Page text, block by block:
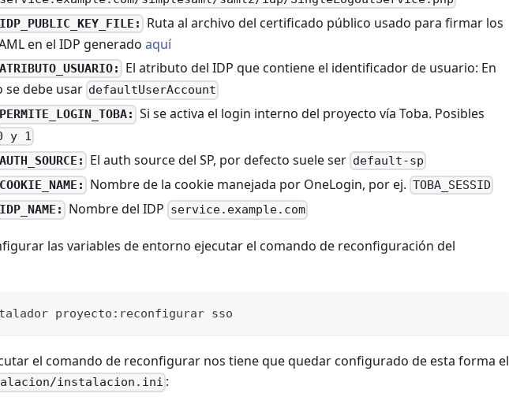
Ruta al archivo del certificado público usado para firmar los
en el IDP generado aquí
El atributo del IDP que contiene el identificador de usuario: En
se debe usar defaultUserAccount
Si se activa el login interno del proyecto vía Toba. Posibles
y 1
El auth source del SP, por defecto suele ser default-sp
Nombre de la cookie manejada por OneLogin, por ej. TOBA_SESSID
Nombre del IDP service.example.com
las variables de entorno ejecutar el comando de reconfiguración del
proyecto:reconfigurar sso
el comando de reconfigurar nos tiene que quedar configurado de esta forma el
instalacion.ini :